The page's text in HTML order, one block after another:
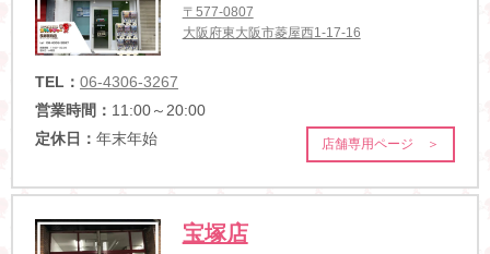
〒577-0807
大阪府東大阪市菱屋西1-17-16
TEL： 06-4306-3267
営業時間： 11:00～20:00
定休日： 年末年始 店舗専用ページ ＞
宝塚店